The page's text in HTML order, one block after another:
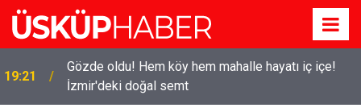
19:21
Gözde oldu! Hem köy hem mahalle hayatı iç içe!
İzmir'deki doğal semt